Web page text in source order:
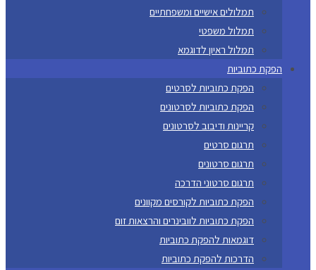
תמלולים אישיים ומשפחתיים
תמלול משפטי
תמלול ראיון לדוגמא
הפקת כתוביות
הפקת כתוביות לסרטים
הפקת כתוביות לסרטונים
קריינות ודיבוב לסרטונים
תרגום סרטים
תרגום סרטונים
תרגום סרטוני הדרכה
הפקת כתוביות לקורסים מקוונים
הפקת כתוביות לוובינרים והרצאות זום
דוגמאות להפקת כתוביות
הדרכות להפקת כתוביות